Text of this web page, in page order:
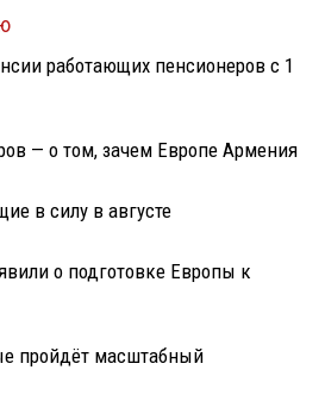
работающих пенсионеров с 1
— о том, зачем Европе Армения
в силу в августе
о подготовке Европы к
пройдёт масштабный